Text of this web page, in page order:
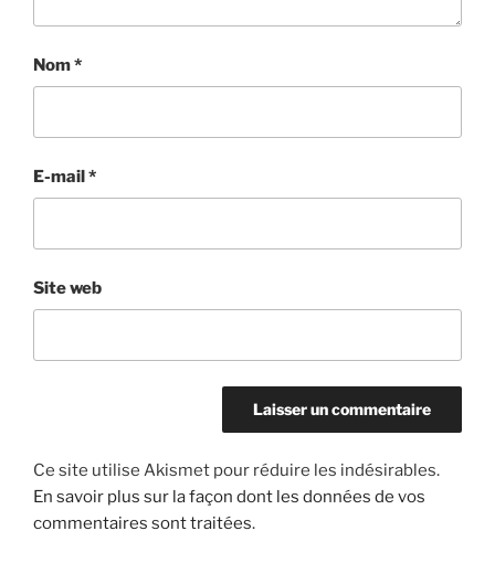
Nom*
E-mail*
Site web
Ce site utilise Akismet pour réduire les indésirables.
En savoir plus sur la façon dont les données de vos
commentaires sont traitées.